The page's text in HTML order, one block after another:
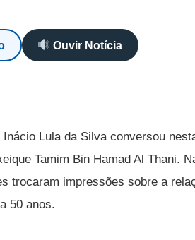
Ouvir Notícia
Lula da Silva conversou
Tamim Bin Hamad Al Thani.
trocaram impressões sobre a
50 anos.